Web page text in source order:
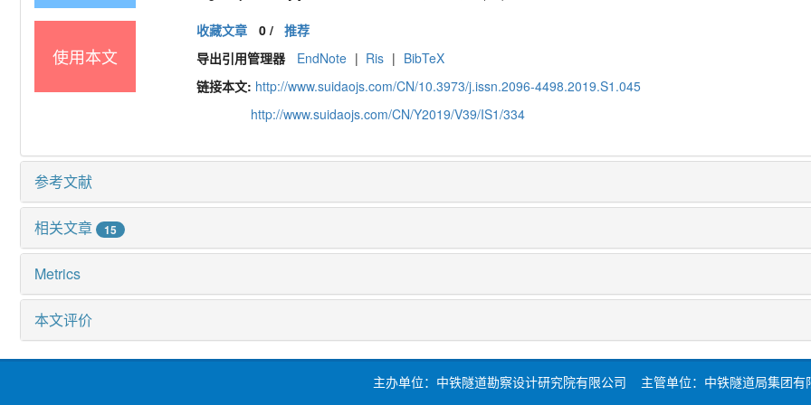
使用本文
收藏文章 0/ 推荐
导出引用管理器
EndNote | Ris | BibTeX
链接本文: http://www.suidaojs.com/CN/10.3973/j.issn.2096-4498.2019.S1.045
http://www.suidaojs.com/CN/Y2019/V39/IS1/334
参考文献
相关文章 15
Metrics
本文评价
主办单位：中铁隧道勘察设计研究院有限公司 主管单位：中铁隧道局集团有